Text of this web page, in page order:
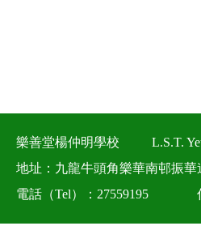
樂善堂楊仲明學校
L.S.T.
地址：九龍牛頭角樂華南邨振華
電話（Tel）：27559195